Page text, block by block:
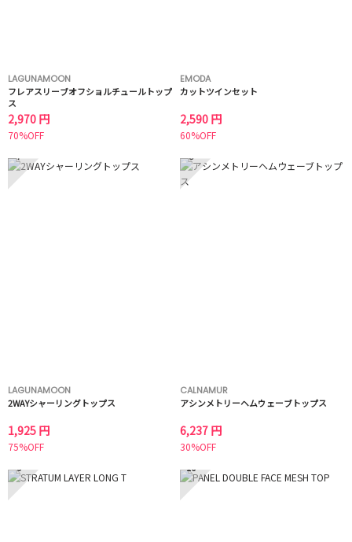
LAGUNAMOON
フレアスリーブオフショルチュールトップ
ス
2,970 円
70%OFF
EMODA
カットツインセット
2,590 円
60%OFF
7
LAGUNAMOON
2WAYシャーリングトップス
1,925 円
75%OFF
8
CALNAMUR
アシンメトリーヘムウェーブトップス
6,237 円
30%OFF
9 10